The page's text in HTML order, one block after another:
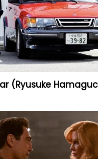
(Ryusuke